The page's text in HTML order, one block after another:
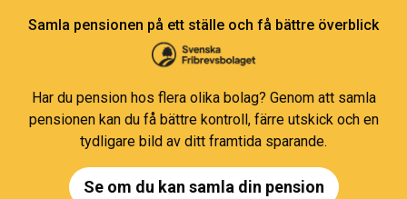
Samla pensionen på ett ställe och få bättre överblick
Har du pension hos flera olika bolag? Genom att samla
pensionen kan du få bättre kontroll, färre utskick och en
tydligare bild av ditt framtida sparande.
Se om du kan samla din pension